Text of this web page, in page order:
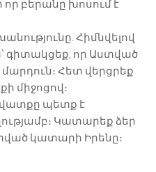
բերանը խոսում է
Հիմնվելով
գիտակցեք, որ Աստված
մարդուն։ Հետ վերցրեք
միջոցով։
պետք է
Կատարեք ձեր
կատարի Իրենը։